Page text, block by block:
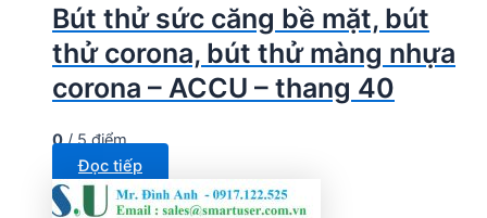
Bút thử sức căng bề mặt, bút
thử corona, bút thử màng nhựa
corona – ACCU – thang 40
0/ 5 điểm
Đọc tiếp